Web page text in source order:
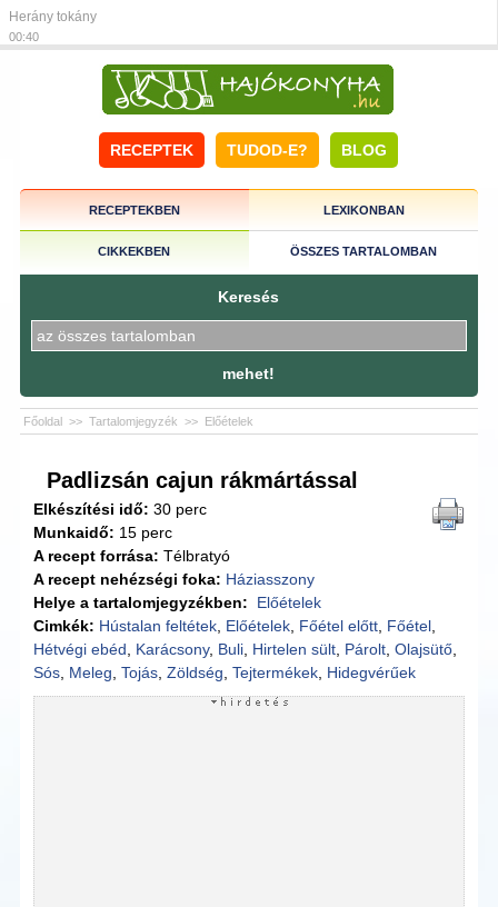
Herány tokány
00:40
RECEPTEK TUDOD-E? BLOG
RECEPTEKBEN LEXIKONBAN
CIKKEKBEN ÖSSZES TARTALOMBAN
Keresés
mehet!
Főoldal >> Tartalomjegyzék >> Előételek
Padlizsán cajun rákmártással
Elkészítési idő: 30 perc
Munkaidő: 15 perc
A recept forrása: Télbratyó
A recept nehézségi foka: Háziasszony
Helye a tartalomjegyzékben:
Előételek
Cimkék: Hústalan feltétek Előételek Főétel előtt Főétel
Hétvégi ebéd
Karácsony, Buli Hirtelen sült Párolt ,Olajsütő
Sós Meleg ,Tojás ,Zöldség ,Tejtermékek Hidegvérűek